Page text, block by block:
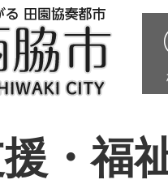
・福